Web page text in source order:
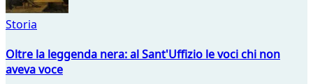
Storia
Oltre la leggenda nera: al Sant'Uffizio le voci chi non
aveva voce